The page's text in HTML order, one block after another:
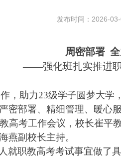
发布时间：2026-
周密部署
——强化班扎实推进
，助力23级学子圆梦大
密部署、精细管理、暖心
高考工作会议 ，校长崔平
燕副校长主持。
就职教高考考试事宜做了